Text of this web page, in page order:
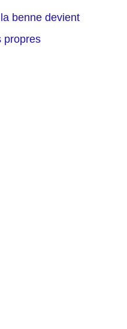
benne devient
propres